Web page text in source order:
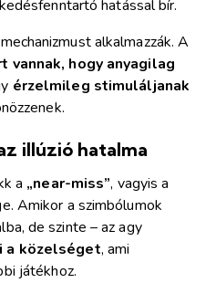
hatással bír.
alkalmazzák. A
vannak, hogy anyagilag
érzelmileg stimuláljanak
illúzió hatalma
a „near-miss”, vagyis a
Amikor a szimbólumok
de szinte – az agy
a közelséget, ami
játékhoz.